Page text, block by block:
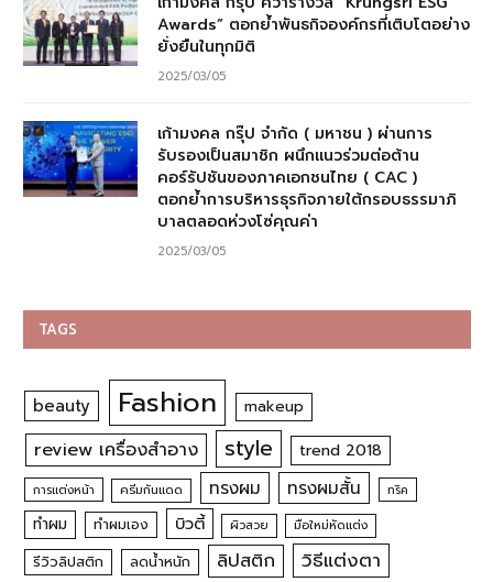
Awards” ตอกย้ำพันธกิจองค์กรที่เติบโตอย่าง
ยั่งยืนในทุกมิติ
2025/03/05
เก้ามงคล กรุ๊ป จำกัด ( มหาชน ) ผ่านการ
รับรองเป็นสมาชิก ผนึกแนวร่วมต่อต้าน
คอร์รัปชันของภาคเอกชนไทย ( CAC )
ตอกย้ำการบริหารธุรกิจภายใต้กรอบธรรมาภิ
บาลตลอดห่วงโซ่คุณค่า
2025/03/05
TAGS
beauty Fashion makeup
review เครื่องสำอาง style trend 2018
การแต่งหน้า ครีมกันแดด ทรงผม ทรงผมสั้น ทริค
ทำผม ทำผมเอง บิวตี้ ผิวสวย มือใหม่หัดแต่ง
รีวิวลิปสติก ลดน้ำหนัก ลิปสติก
วิธีแต่งตา